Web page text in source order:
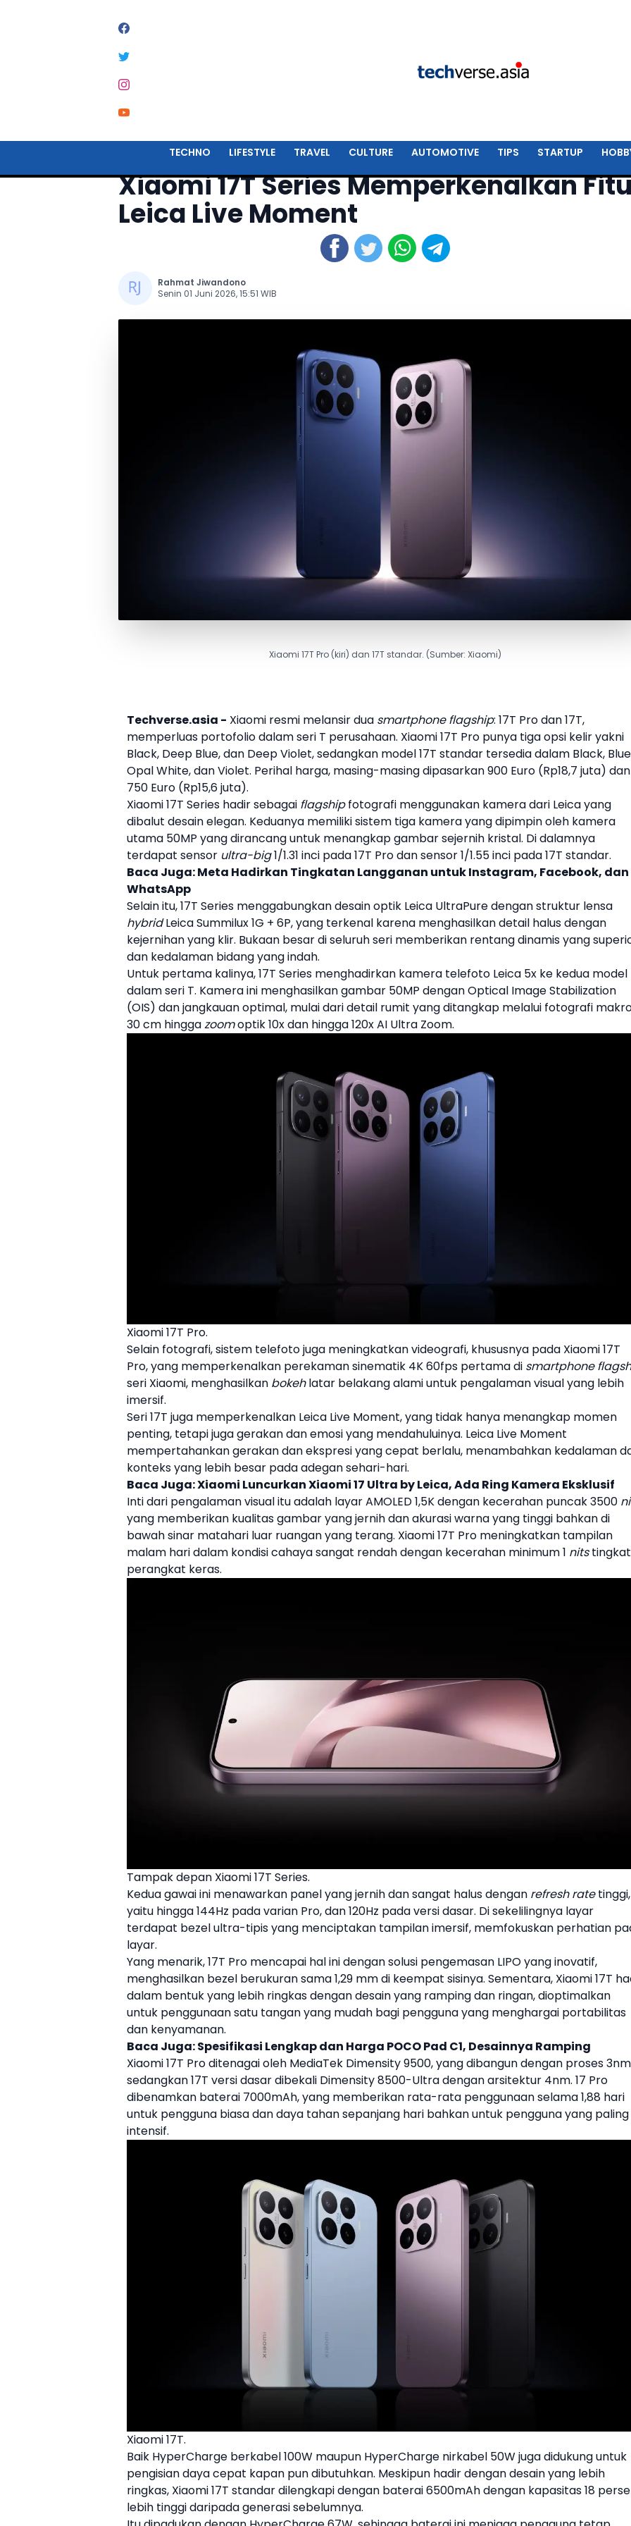
TECHNO LIFESTYLE TRAVEL CULTURE AUTOMOTIVE TIPS STARTUP
Xiaomi 17T Series Memperkenalkan
Leica Live Moment
Rahmat Jiwandono
Senin 01 Juni 2026, 15:51 WIB
Xiaomi 17T Pro (kiri) dan 17T standar. (Sumber: Xiaomi)
Techverse.asia - Xiaomi resmi melansir dua smartphone flagship: 17T Prodan17T,
memperluas portofolio dalam seri T perusahaan. Xiaomi17T Pro punya tiga opsi kelir yakni
Black, Deep Blue, dan Deep Violet, sedangkan model17T standar tersedia dalam Black,
Opal White, dan Violet. Perihal harga, masing-masing dipasarkan 900 Euro (Rp18,7 juta) dan
750 Euro (Rp15,6 juta).
Xiaomi17T Series hadir sebagai flagshipfotografi menggunakan kamera dari Leicayang
dibalut desain elegan. Keduanya memiliki sistem tiga kamera yang dipimpin oleh kamera
utama 50MP yang dirancang untuk menangkap gambar sejernih kristal. Di dalamnya
terdapat sensor ultra-big1/1.31 inci pada17T Prodan sensor 1/1.55 ​​inci pada17T standar.
Baca Juga:Meta Hadirkan Tingkatan Langganan untuk Instagram, Facebook, dan
WhatsApp
Selain itu,17T Series menggabungkan desain optik Leica UltraPure dengan struktur lensa
hybrid LeicaSummilux 1G + 6P, yang terkenal karena menghasilkan detail halus dengan
kejernihan yang klir. Bukaan besar di seluruh seri memberikan rentang dinamis yang
dan kedalaman bidang yang indah.
Untuk pertama kalinya, 17T Series menghadirkan kamera telefoto Leica 5x ke kedua model
dalam seri T. Kamera ini menghasilkan gambar 50MP dengan Optical Image Stabilization
(OIS) dan jangkauan optimal, mulai dari detail rumit yang ditangkap melalui fotografi
30 cm hinggazoomoptik 10x dan hingga 120x AI Ultra Zoom.
Xiaomi 17T Pro.
Selain fotografi, sistem telefoto juga meningkatkan videografi, khususnya pada Xiaomi17T
Pro, yang memperkenalkan perekaman sinematik 4K 60fps pertama di smartphone
seri Xiaomi, menghasilkan bokehlatar belakang alami untuk pengalaman visual yang lebih
imersif.
Seri17T juga memperkenalkan Leica Live Moment, yang tidak hanya menangkap momen
penting, tetapi juga gerakan dan emosi yang mendahuluinya. Leica Live Moment
mempertahankan gerakan dan ekspresi yang cepat berlalu, menambahkan kedalaman
konteks yang lebih besar pada adegan sehari-hari.
Baca Juga:Xiaomi Luncurkan Xiaomi 17 Ultra by Leica, Ada Ring Kamera Eksklusif
Inti dari pengalaman visual itu adalah layar AMOLED 1,5K dengan kecerahan puncak 3500
yang memberikan kualitas gambar yang jernih dan akurasi warna yang tinggi bahkan di
bawah sinar matahari luar ruangan yang terang. Xiaomi 17T Pro meningkatkan tampilan
malam hari dalam kondisi cahaya sangat rendah dengan kecerahan minimum 1 nitstingkat
perangkat keras.
Tampak depan Xiaomi 17T Series.
Kedua gawai ini menawarkan panel yang jernih dan sangat halus dengan refresh ratetinggi,
yaitu hingga 144Hz pada varian Pro, dan 120Hz pada versi dasar. Di sekelilingnya layar
terdapat bezel ultra-tipis yang menciptakan tampilan imersif, memfokuskan perhatian
layar.
Yang menarik,17T Pro mencapai hal ini dengan solusi pengemasan LIPO yang inovatif,
menghasilkan bezel berukuran sama 1,29 mm di keempat sisinya. Sementara, Xiaomi17T
dalam bentuk yang lebih ringkas dengan desain yang ramping dan ringan, dioptimalkan
untuk penggunaan satu tangan yang mudah bagi pengguna yang menghargai portabilitas
dan kenyamanan.
Baca Juga:Spesifikasi Lengkap dan Harga POCO Pad C1, Desainnya Ramping
Xiaomi 17T Pro ditenagai oleh MediaTek Dimensity 9500, yang dibangun dengan proses
sedangkan 17T versi dasar dibekali Dimensity 8500-Ultra dengan arsitektur 4nm. 17 Pro
dibenamkan baterai 7000mAh, yang memberikan rata-rata penggunaan selama 1,88 hari
untuk pengguna biasa dan daya tahan sepanjang hari bahkan untuk pengguna yang paling
intensif.
Xiaomi 17T.
Baik HyperCharge berkabel 100W maupun HyperCharge nirkabel 50W juga didukung untuk
pengisian daya cepat kapan pun dibutuhkan. Meskipun hadir dengan desain yang lebih
ringkas, Xiaomi17T standar dilengkapi dengan baterai 6500mAh dengan kapasitas 18
lebih tinggi daripada generasi sebelumnya.